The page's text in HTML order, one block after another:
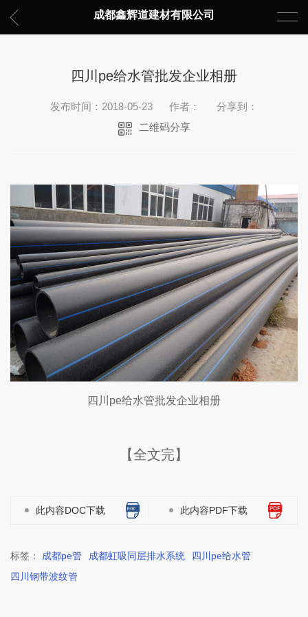
成都鑫辉道建材有限公司
四川pe给水管批发企业相册
发布时间：2018-05-23 作者：
分享到：
二维码分享
四川pe给水管批发企业相册
【全文完】
此内容DOC下载 此内容PDF下载
标签： 成都pe管 成都虹吸同层排水系统
四川pe给水管
四川钢带波纹管